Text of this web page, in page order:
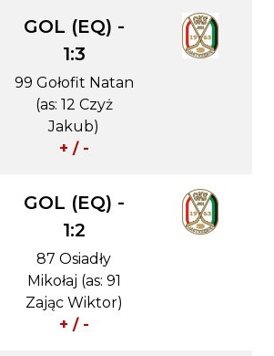
GOL (EQ) -
1:3
99 Gołofit Natan
(as: 12 Czyż
Jakub)
+ / -
GOL (EQ) -
1:2
87 Osiadły
Mikołaj (as: 91
Zając Wiktor)
+ / -